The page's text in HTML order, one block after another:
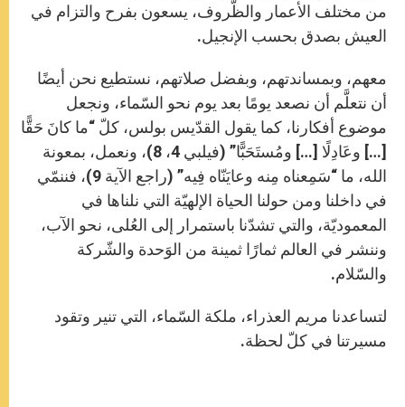
من مختلف الأعمار والظّروف، يسعون بفرح والتزام في
العيش بصدق بحسب الإنجيل.
معهم، وبمساندتهم، وبفضل صلاتهم، نستطيع نحن أيضًا
أن نتعلَّم أن نصعد يومًا بعد يوم نحو السّماء، ونجعل
موضوع أفكارنا، كما يقول القدّيس بولس، كلّ “ما كانَ حَقًّا
[…] وعَادِلًا […] ومُستَحَبًّا” (فيلبي 4، 8)، ونعمل، بمعونة
الله، ما “سَمِعناه مِنه وعايَنّاه فِيه” (راجع الآية 9)، فننمّي
في داخلنا ومن حولنا الحياة الإلهيّة التي نلناها في
المعموديّة، والتي تشدّنا باستمرار إلى العُلى، نحو الآب،
وننشر في العالم ثمارًا ثمينة من الوَحدة والشّركة
والسّلام.
لتساعدنا مريم العذراء، ملكة السّماء، التي تنير وتقود
مسيرتنا في كلّ لحظة.